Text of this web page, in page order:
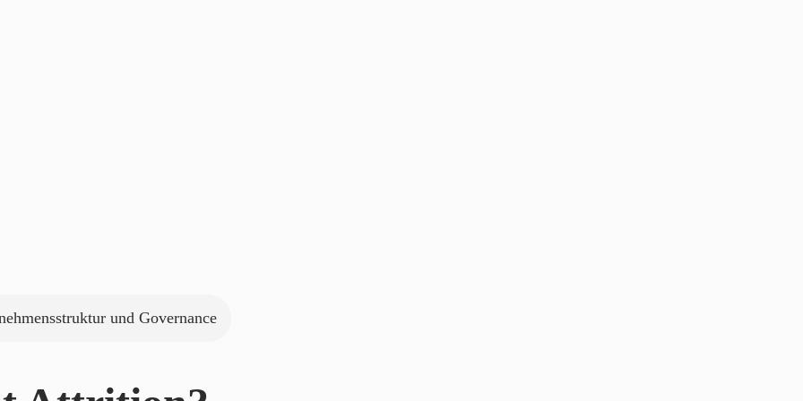
und Governance